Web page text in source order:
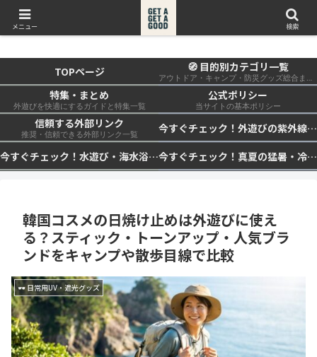
get a get a good
TOPページ 🧭 目的別カテゴリ一覧
アウトドア・キャンプ・防災グッズ総合まとめ
特集・まとめ
外遊びを快適にするガイドと特集一覧
公式ポリシー
当サイトの基本ポリシー
信頼する外部リンク
推奨・信頼できる外部リンク一覧
今すぐチェック！外遊びの紫外線対策・日差し快適化計画｜帽子・日傘・ウェア・日焼け止めを総まとめ☀️🏕️👓
今すぐチェック！水遊び・海水浴の快適化計画｜浮き輪・服装・日陰・安全対策を総まとめ🏖️🌊✨
今すぐチェック！真夏の猛暑・冷却・保冷快適化計画｜外遊び・キャンプ・車中泊の暑さ対策を総まとめ☀️🧊🏕️
韓国コスメの日焼け止めは外遊びに使え
る？スティック・トーンアップ・人気ブラ
ンドをキャンプや散歩目線で比較
🕶 日常用UV・遮光グッズ
メニュー 検索